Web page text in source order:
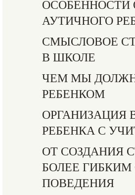
ОСОБЕННОСТИ
АУТИЧНОГО
СМЫСЛОВОЕ
В ШКОЛЕ
ЧЕМ МЫ
РЕБЕНКОМ
ОРГАНИЗАЦИЯ
РЕБЕНКА С
ОТ СОЗДАНИЯ
БОЛЕЕ
ПОВЕДЕНИЯ